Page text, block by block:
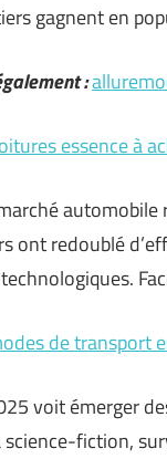
gagnent en
:
essence à
ont redoublé
de transport
voit émerger
science-fiction,